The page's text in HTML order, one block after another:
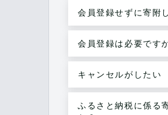
会員登録せずに寄附
会員登録は必要です
キャンセルがしたい
ふるさと納税に係る